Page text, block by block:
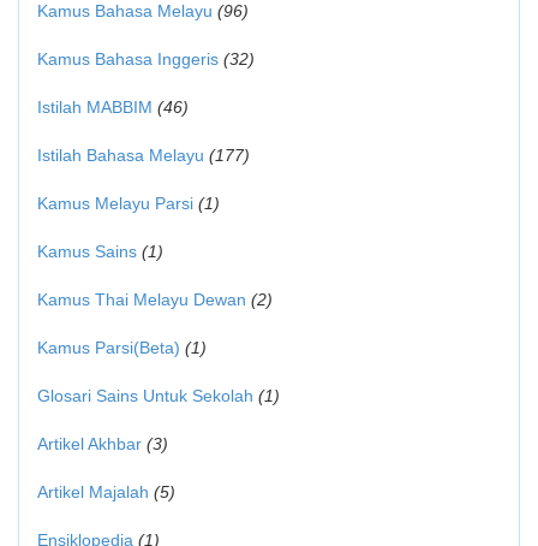
Kamus Bahasa Melayu (96)
Kamus Bahasa Inggeris (32)
Istilah MABBIM (46)
Istilah Bahasa Melayu (177)
Kamus Melayu Parsi (1)
Kamus Sains (1)
Kamus Thai Melayu Dewan (2)
Kamus Parsi(Beta) (1)
Glosari Sains Untuk Sekolah (1)
Artikel Akhbar (3)
Artikel Majalah (5)
Ensiklopedia (1)